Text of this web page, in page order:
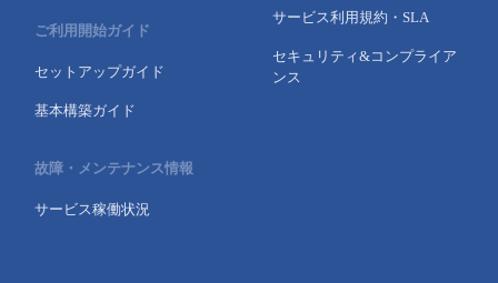
ご利用開始ガイド
セットアップガイド
基本構築ガイド
故障・メンテナンス情報
サービス稼働状況
サービス利用規約・SLA
セキュリティ&コンプライア
ンス